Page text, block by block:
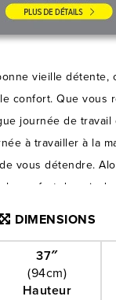
vieille détente,
confort. Que vous
journée de travail
à travailler à la
vous détendre.
le confort du cuir de
amovibles qui
à la fin de la
DIMENSIONS
37″
(94cm)
Hauteur